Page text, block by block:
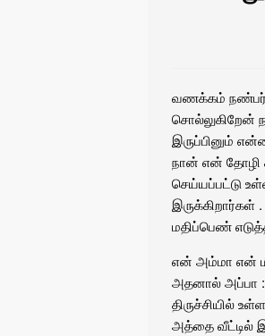
வணக்கம்
சொல்லுகிறேன்
இருப்பினும்
நான் என் தோழி
‌செய்யப்பட்டு
இருக்கிறார்கள்
மதிப்பெண்
என் அம்மா என்
அதனால் அப்பா :
திருச்சியில்
அத்தை வீட்டில்